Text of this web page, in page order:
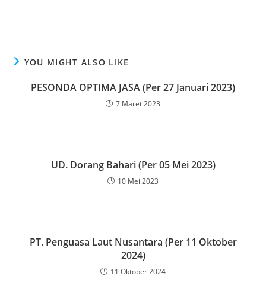
YOU MIGHT ALSO LIKE
PESONDA OPTIMA JASA (Per 27 Januari 2023)
7 Maret 2023
UD. Dorang Bahari (Per 05 Mei 2023)
10 Mei 2023
PT. Penguasa Laut Nusantara (Per 11 Oktober
2024)
11 Oktober 2024